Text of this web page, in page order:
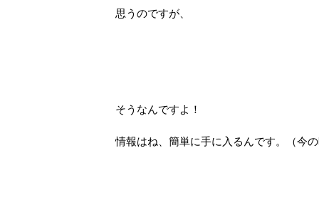
思うのですが、
そうなんですよ！
情報はね、簡単に手に入るんです。（今